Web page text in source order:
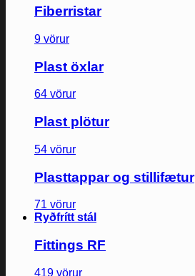
Fiberristar
9 vörur
Plast öxlar
64 vörur
Plast plötur
54 vörur
Plasttappar og stillifætur
71 vörur
Ryðfrítt stál
Fittings RF
419 vörur